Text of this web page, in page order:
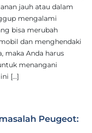
jauh atau dalam
mengalami
bisa merubah
dan menghendaki
maka Anda harus
menangani
[…]
Peugeot: